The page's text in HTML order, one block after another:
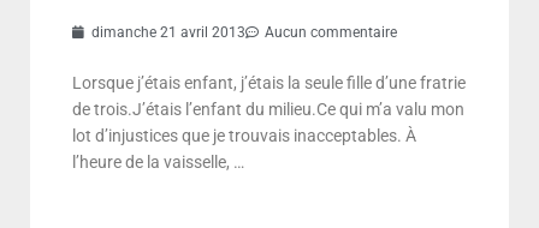
dimanche 21 avril 2013 Aucun commentaire
Lorsque j’étais enfant, j’étais la seule fille d’une fratrie
de trois.J’étais l’enfant du milieu.Ce qui m’a valu mon
lot d’injustices que je trouvais inacceptables. À
l’heure de la vaisselle, …